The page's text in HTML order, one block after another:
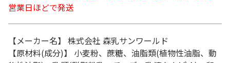
営業日ほどで発送
【メーカー名】 株式会社 森乳サンワールド
【原材料(成分)】 小麦粉、蔗糖、油脂類(植物性油脂、動